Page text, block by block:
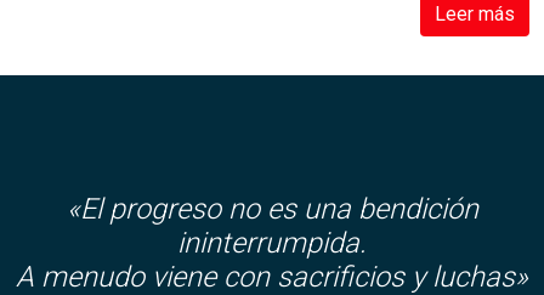
Leer más
«El progreso no es una bendición
ininterrumpida.
A menudo viene con sacrificios y luchas»